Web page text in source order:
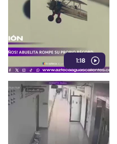
1:18